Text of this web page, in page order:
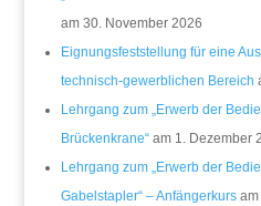
am 30. November 2026
Eignungsfeststellung für eine
technisch-gewerblichen Bereich
Lehrgang zum „Erwerb der
Brückenkrane“am 1. Dezember
Lehrgang zum „Erwerb der
Gabelstapler“ – Anfängerkursam